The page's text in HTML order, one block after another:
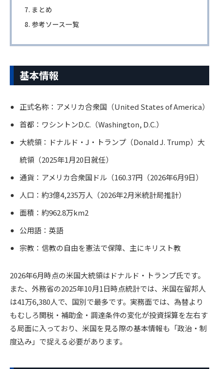
まとめ
参考ソース一覧
基本情報
正式名称：アメリカ合衆国（United States of America）
首都：ワシントンD.C.（Washington, D.C.）
大統領：ドナルド・J・トランプ（Donald J. Trump）大
統領（2025年1月20日就任）
通貨：アメリカ合衆国ドル（160.37円（2026年6月9日）
人口：約3億4,235万人（2026年2月米統計局推計）
面積：約962.8万km2
公用語：英語
宗教：信教の自由を憲法で保障、主にキリスト教
2026年6月時点の米国大統領はドナルド・トランプ氏です。
また、外務省の2025年10月1日時点統計では、米国在留邦人
は41万6,380人で、国別で最多です。実務面では、為替より
もむしろ関税・補助金・調達条件の変化が投資採算を左右す
る局面に入っており、米国を見る際の基本情報も「政治・制
度込み」で捉える必要があります。